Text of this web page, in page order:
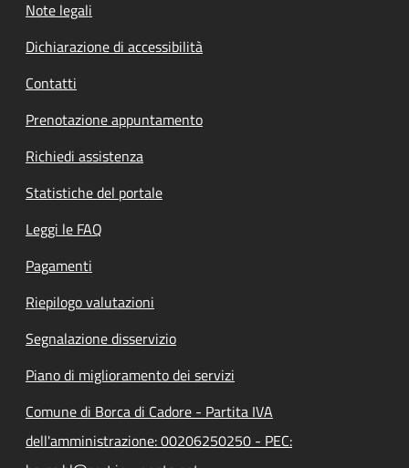
Note legali
Dichiarazione di accessibilità
Contatti
Prenotazione appuntamento
Richiedi assistenza
Statistiche del portale
Leggi le FAQ
Pagamenti
Riepilogo valutazioni
Segnalazione disservizio
Piano di miglioramento dei servizi
Comune di Borca di Cadore - Partita IVA
dell'amministrazione: 00206250250 - PEC: